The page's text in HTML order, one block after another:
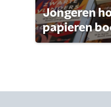
Jongeren
papieren